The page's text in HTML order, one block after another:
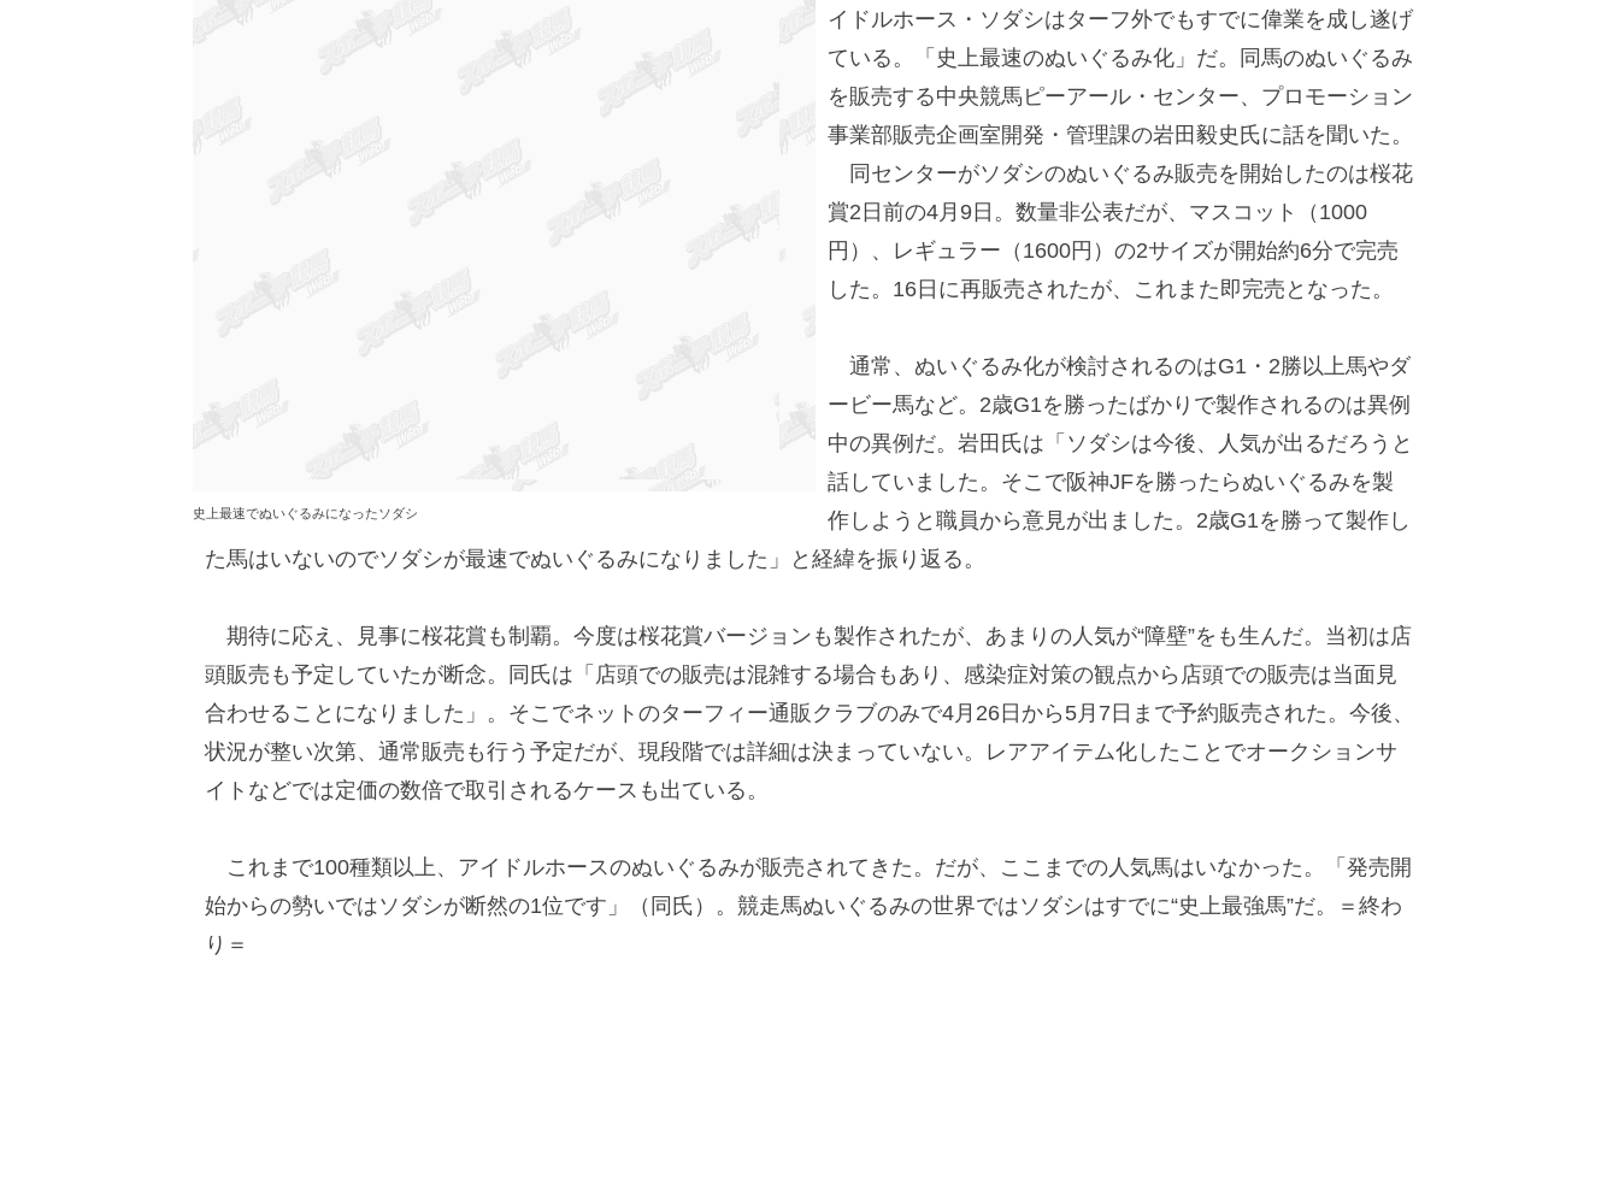
史上最速でぬいぐるみになったソダシ
イドルホース・ソダシはターフ外でもすでに偉業を成し遂げ
ている。「史上最速のぬいぐるみ化」だ。同馬のぬいぐるみ
を販売する中央競馬ピーアール・センター、プロモーション
事業部販売企画室開発・管理課の岩田毅史氏に話を聞いた。
同センターがソダシのぬいぐるみ販売を開始したのは桜花
賞2日前の4月9日。数量非公表だが、マスコット（1000
円）、レギュラー（1600円）の2サイズが開始約6分で完売
した。16日に再販売されたが、これまた即完売となった。
通常、ぬいぐるみ化が検討されるのはG1・2勝以上馬やダ
ービー馬など。2歳G1を勝ったばかりで製作されるのは異例
中の異例だ。岩田氏は「ソダシは今後、人気が出るだろうと
話していました。そこで阪神JFを勝ったらぬいぐるみを製
作しようと職員から意見が出ました。2歳G1を勝って製作し
た馬はいないのでソダシが最速でぬいぐるみになりました」と経緯を振り返る。
期待に応え、見事に桜花賞も制覇。今度は桜花賞バージョンも製作されたが、あまりの人気が“障壁”をも生んだ。当初は店
頭販売も予定していたが断念。同氏は「店頭での販売は混雑する場合もあり、感染症対策の観点から店頭での販売は当面見
合わせることになりました」。そこでネットのターフィー通販クラブのみで4月26日から5月7日まで予約販売された。今後、
状況が整い次第、通常販売も行う予定だが、現段階では詳細は決まっていない。レアアイテム化したことでオークションサ
イトなどでは定価の数倍で取引されるケースも出ている。
これまで100種類以上、アイドルホースのぬいぐるみが販売されてきた。だが、ここまでの人気馬はいなかった。「発売開
始からの勢いではソダシが断然の1位です」（同氏）。競走馬ぬいぐるみの世界ではソダシはすでに“史上最強馬”だ。＝終わ
り＝